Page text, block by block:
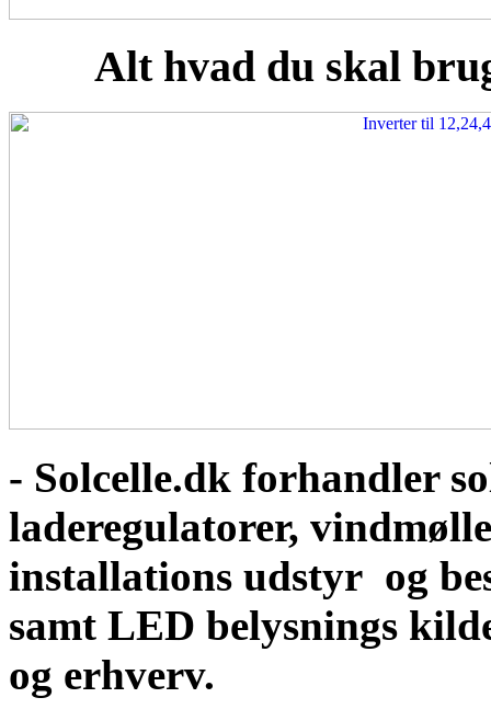
Alt hvad du skal
- Solcelle.dk forhandler
laderegulatorer,
installations udstyr og
samt LED belysnings
og erhverv.